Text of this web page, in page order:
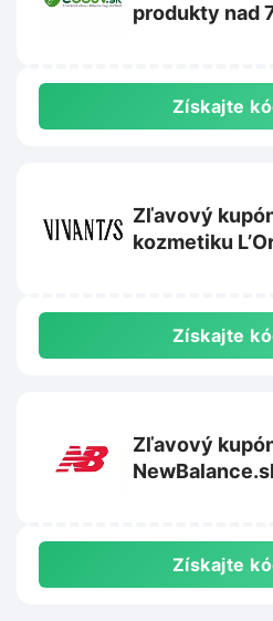
produkty nad
Získajte
Zľavový
kozmetiku
Získajte
Zľavový
Získajte